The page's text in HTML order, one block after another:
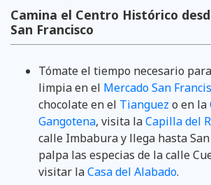
Camina el Centro Histórico
San Francisco
Tómate el tiempo necesario
limpia en el Mercado San
chocolate en el Tianguez o en la
Gangotena, visita laCapilla del
calle Imbabura y llega hasta
palpa las especias de la calle
visitar laCasa del Alabado.